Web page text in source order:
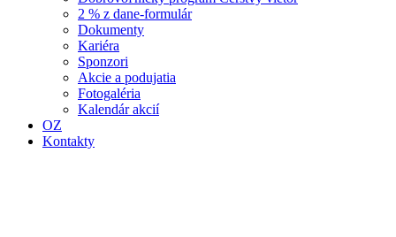
2 % z dane-formulár
Dokumenty
Kariéra
Sponzori
Akcie a podujatia
Fotogaléria
Kalendár akcií
OZ
Kontakty